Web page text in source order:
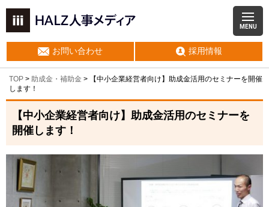
MENU
お問い合わせ 採用情報
TOP > 助成金・補助金 >
【中小企業経営者向け】助成金活用のセミナーを開催
します！
【中小企業経営者向け】助成金活用のセミナーを
開催します！